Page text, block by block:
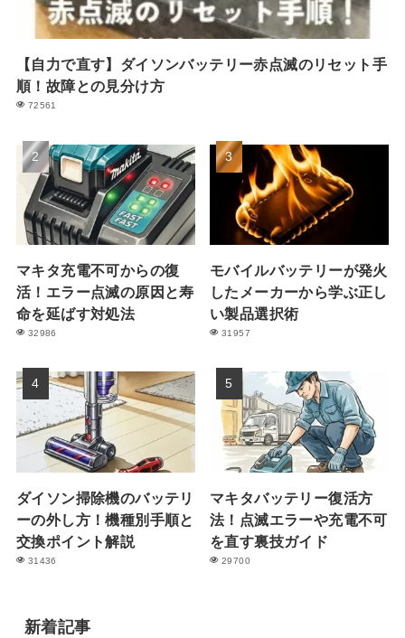
【自力で直す】ダイソンバッテリー赤点滅のリセット手
順！故障との見分け方
72561
マキタ充電不可からの復
活！エラー点滅の原因と寿
命を延ばす対処法
32986
モバイルバッテリーが発火
したメーカーから学ぶ正し
い製品選択術
31957
ダイソン掃除機のバッテリ
ーの外し方！機種別手順と
交換ポイント解説
31436
マキタバッテリー復活方
法！点滅エラーや充電不可
を直す裏技ガイド
29700
新着記事